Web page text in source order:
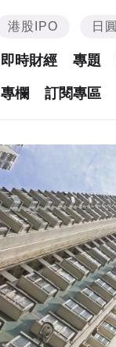
港股IPO 日圓
即時財經 專題
專欄 訂閱專區